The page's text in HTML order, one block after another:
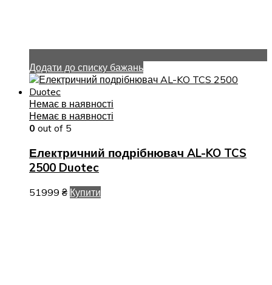
Додати до списку бажань
Немає в наявності
Немає в наявності
0 out of 5
Електричний подрібнювач AL-KO TCS
2500 Duotec
51999 ₴ Купити